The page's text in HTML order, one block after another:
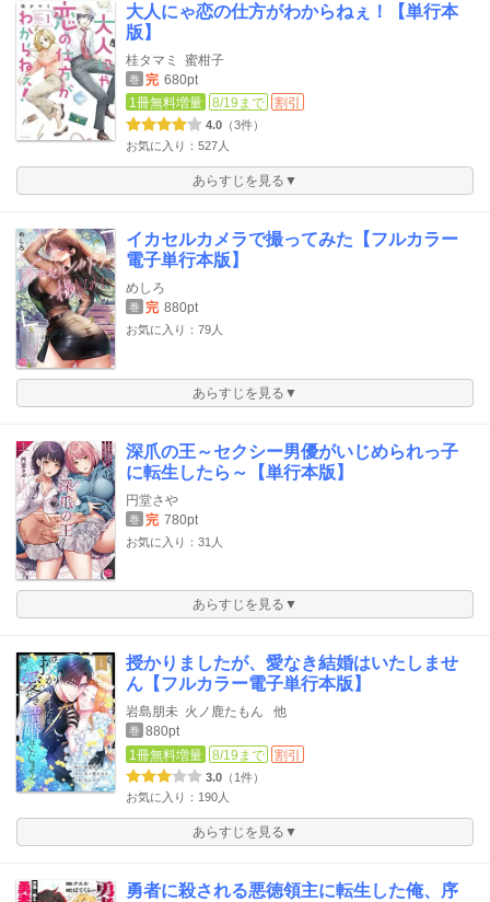
大人にゃ恋の仕方がわからねぇ！【単行本
版】
桂タマミ 蜜柑子
巻 完 680pt
1冊無料増量
8/19まで 割引
4.0 （3件）
お気に入り：527人
あらすじを見る▼
イカセルカメラで撮ってみた【フルカラー
電子単行本版】
めしろ
巻 完 880pt
お気に入り：79人
あらすじを見る▼
深爪の王～セクシー男優がいじめられっ子
に転生したら～【単行本版】
円堂さや
巻 完 780pt
お気に入り：31人
あらすじを見る▼
授かりましたが、愛なき結婚はいたしませ
ん【フルカラー電子単行本版】
岩島朋未 火ノ鹿たもん 他
巻 880pt
1冊無料増量
8/19まで 割引
3.0 （1件）
お気に入り：190人
あらすじを見る▼
勇者に殺される悪徳領主に転生した俺、序